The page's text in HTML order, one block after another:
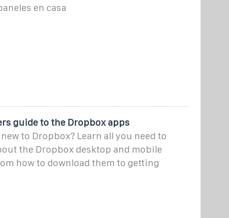
en casa
guide to the Dropbox apps
to Dropbox? Learn all you need to
the Dropbox desktop and mobile
how to download them to getting